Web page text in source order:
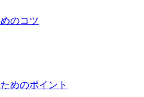
のコツ
めのポイント